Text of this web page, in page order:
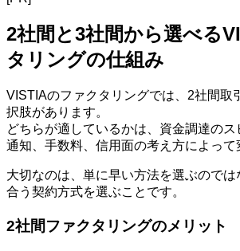
2社間と3社間から選べる
タリングの仕組み
VISTIAのファクタリングでは、2社間取
択肢があります。
どちらが適しているかは、資金調達の
通知、手数料、信用面の考え方によって
大切なのは、単に早い方法を選ぶので
合う契約方式を選ぶことです。
2社間ファクタリングのメリット